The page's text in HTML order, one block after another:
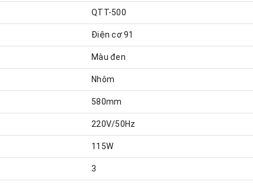
QTT-500
Điện cơ 91
Màu đen
Nhôm
580mm
220V/50Hz
115W
3